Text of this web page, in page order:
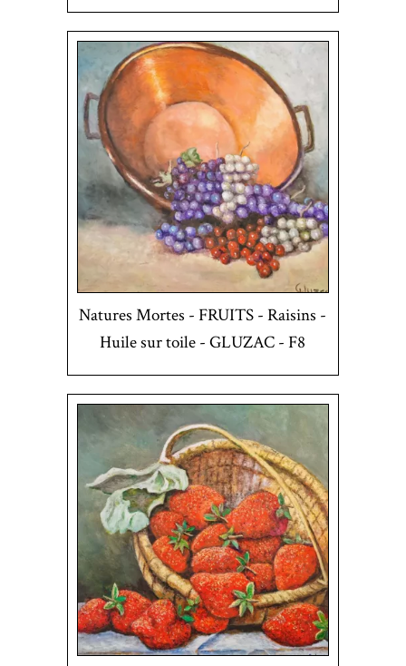
Natures Mortes - FRUITS - Raisins -
Huile sur toile - GLUZAC - F8